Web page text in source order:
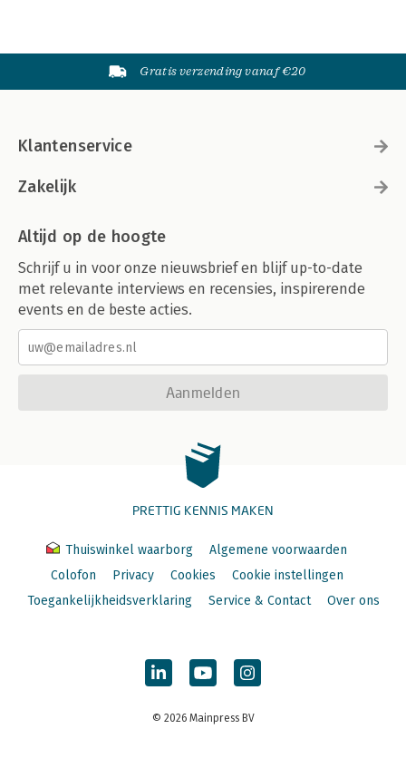
Gratis verzending vanaf €20
Klantenservice
Zakelijk
Altijd op de hoogte
Schrijf u in voor onze nieuwsbrief en blijf up-to-date
met relevante interviews en recensies, inspirerende
events en de beste acties.
Aanmelden
PRETTIG KENNIS MAKEN
Thuiswinkel waarborg
Algemene voorwaarden
Colofon
Privacy Cookies
Cookie instellingen
Toegankelijkheidsverklaring
Service & Contact Over ons
© 2026 Mainpress BV